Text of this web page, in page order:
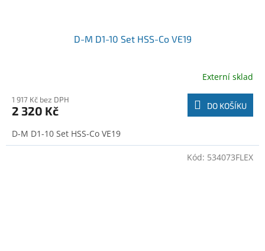
D-M D1-10 Set HSS-Co VE19
Externí sklad
1 917 Kč bez DPH
2 320 Kč DO KOŠÍKU
D-M D1-10 Set HSS-Co VE19
Kód: 534073FLEX